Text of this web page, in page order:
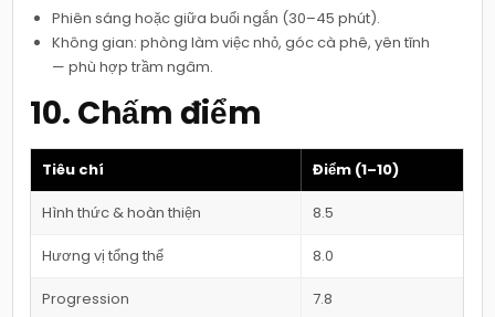
Phiên sáng hoặc giữa buổi ngắn (30–45 phút).
Không gian: phòng làm việc nhỏ, góc cà phê, yên tĩnh
— phù hợp trầm ngâm.
10. Chấm điểm
Tiêu chí Điểm (1–10)
Hình thức & hoàn thiện 8.5
Hương vị tổng thể 8.0
Progression 7.8